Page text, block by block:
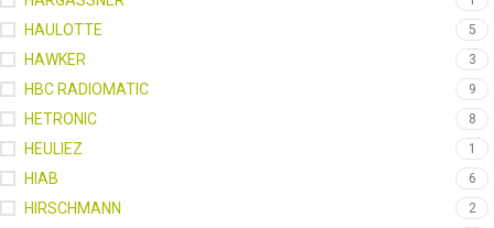
HAULOTTE 5
HAWKER 3
HBC RADIOMATIC 9
HETRONIC 8
HEULIEZ 1
HIAB 6
HIRSCHMANN 2